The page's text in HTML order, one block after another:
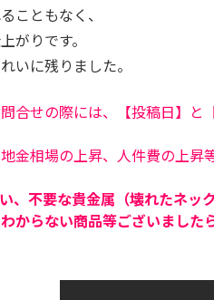
こともなく、
がりです。
いに残りました。
合せの際には、【投稿日】と
金相場の上昇、人件費の上昇
、不要な貴金属（壊れたネッ
からない商品等ございました